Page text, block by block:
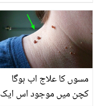
بھارت جا پہنچی! ہونے والے
سسر کی بارڈر پر رقص کی
دلچسپ ویڈیو
مسوں کا علاج اب ہوگا
کچن میں موجود اس ایک